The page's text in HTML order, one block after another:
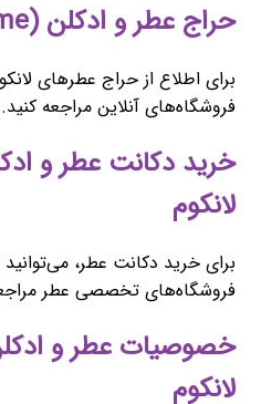
حراج عطر و ادکلن (Lancome) لانکوم
برای اطلاع از حراج عطرهای
فروشگاه‌های آنلاین مراجعه کنید.
لانکوم
برای خرید دکانت عطر،
فروشگاه‌های تخصصی عطر
لانکوم